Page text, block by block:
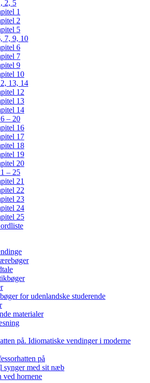
2, 5
1
2
5
7, 9, 10
6
7
9
10
13, 14
12
13
14
– 20
16
17
18
19
20
– 25
21
22
23
24
25
for udenlandske studerende
materialer
på. Idiomatiske vendinger i moderne
på
synger med sit næb
ved hornene